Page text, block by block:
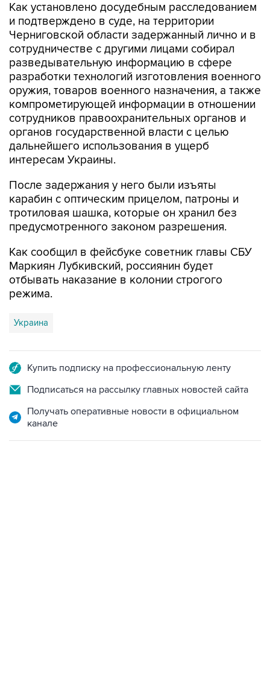
Как установлено досудебным расследованием
и подтверждено в суде, на территории
Черниговской области задержанный лично и в
сотрудничестве с другими лицами собирал
разведывательную информацию в сфере
разработки технологий изготовления военного
оружия, товаров военного назначения, а также
компрометирующей информации в отношении
сотрудников правоохранительных органов и
органов государственной власти с целью
дальнейшего использования в ущерб
интересам Украины.
После задержания у него были изъяты
карабин с оптическим прицелом, патроны и
тротиловая шашка, которые он хранил без
предусмотренного законом разрешения.
Как сообщил в фейсбуке советник главы СБУ
Маркиян Лубкивский, россиянин будет
отбывать наказание в колонии строгого
режима.
Украина
Купить подписку на профессиональную ленту
Подписаться на рассылку главных новостей сайта
Получать оперативные новости в официальном
канале